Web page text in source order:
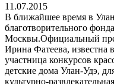
11.07.2015
В ближайшее время в
благотворительного
Москвы.Официальный
Ирина Фатеева, известна
участница конкурсов
детские дома Улан-Удэ,
культурно-